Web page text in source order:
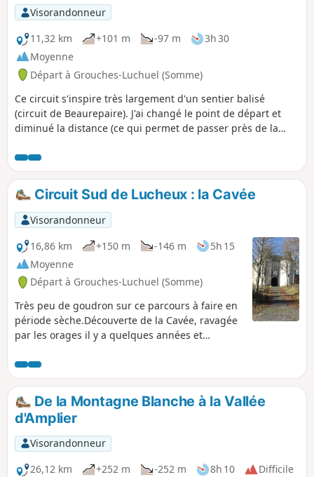
Visorandonneur
11,32 km
+101 m -97 m
3h 30
Moyenne
Départ à Grouches-Luchuel (Somme)
Ce circuit s'inspire très largement d'un sentier balisé
(circuit de Beaurepaire). J'ai changé le point de départ et
diminué la distance (ce qui permet de passer près de la
macadamisées au passage dans Doullens. C'est peut-être
un peu monotone mais on est pratiquement tout le temps
en pleine campagne.
Circuit Sud de Lucheux : la Cavée
Visorandonneur
16,86 km
+150 m -146 m
5h 15
Moyenne
Départ à Grouches-Luchuel (Somme)
Très peu de goudron sur ce parcours à faire en
période sèche.Découverte de la Cavée, ravagée
par les orages il y a quelques années et
chemin sur l'ancienne voie ferrée (bien
ombragée) avant de descendre sur le beau
village de Grouches-Luchuel.
De la Montagne Blanche à la Vallée
d'Amplier
Visorandonneur
26,12 km
+252 m -252 m 8h 10
Difficile